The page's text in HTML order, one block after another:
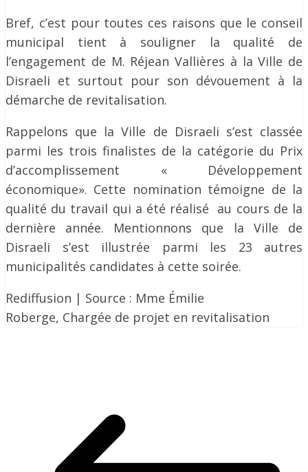
Bref, c’est pour toutes ces raisons que le conseil
municipal tient à souligner la qualité de
l’engagement de M. Réjean Vallières à la Ville de
Disraeli et surtout pour son dévouement à la
démarche de revitalisation.
Rappelons que la Ville de Disraeli s’est classée
parmi les trois finalistes de la catégorie du Prix
d’accomplissement « Développement
économique». Cette nomination témoigne de la
qualité du travail qui a été réalisé au cours de la
dernière année. Mentionnons que la Ville de
Disraeli s’est illustrée parmi les 23 autres
municipalités candidates à cette soirée.
Rediffusion | Source : Mme Émilie
Roberge, Chargée de projet en revitalisation